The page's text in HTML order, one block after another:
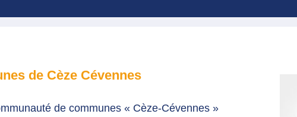
de Cèze Cévennes
de communes « Cèze-Cévennes »